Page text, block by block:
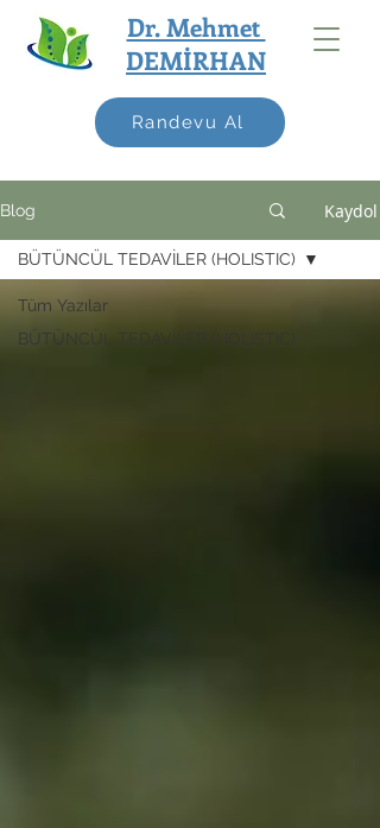
Dr. Mehmet
DEMİRHAN
Randevu Al
Blog Kaydol
Tüm Yazılar
BÜTÜNCÜL TEDAVİLER (HOLISTIC)
BÜTÜNCÜL TEDAVİLER (HOLISTIC)